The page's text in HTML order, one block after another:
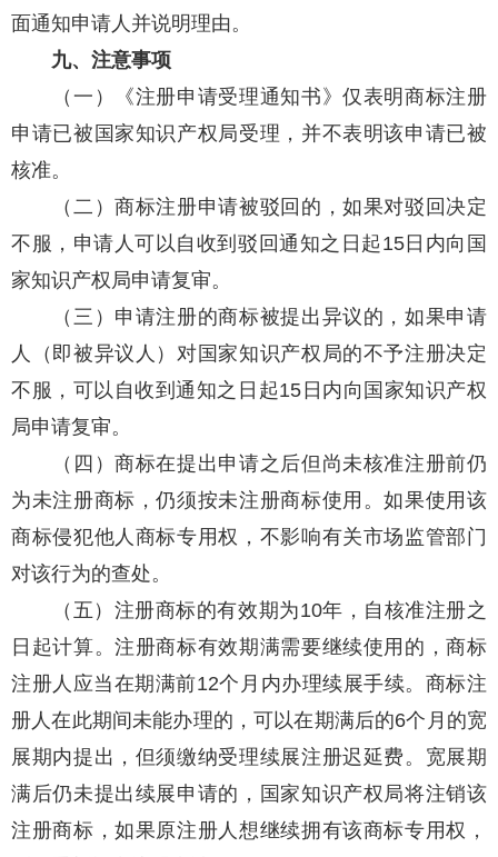
面通知申请人并说明理由。
九、注意事项
（一）《注册申请受理通知书》仅表明商标注册
申请已被国家知识产权局受理，并不表明该申请已被
核准。
（二）商标注册申请被驳回的，如果对驳回决定
不服，申请人可以自收到驳回通知之日起15日内向国
家知识产权局申请复审。
（三）申请注册的商标被提出异议的，如果申请
人（即被异议人）对国家知识产权局的不予注册决定
不服，可以自收到通知之日起15日内向国家知识产权
局申请复审。
（四）商标在提出申请之后但尚未核准注册前仍
为未注册商标，仍须按未注册商标使用。如果使用该
商标侵犯他人商标专用权，不影响有关市场监管部门
对该行为的查处。
（五）注册商标的有效期为10年，自核准注册之
日起计算。注册商标有效期满需要继续使用的，商标
注册人应当在期满前12个月内办理续展手续。商标注
册人在此期间未能办理的，可以在期满后的6个月的宽
展期内提出，但须缴纳受理续展注册迟延费。宽展期
满后仍未提出续展申请的，国家知识产权局将注销该
注册商标，如果原注册人想继续拥有该商标专用权，